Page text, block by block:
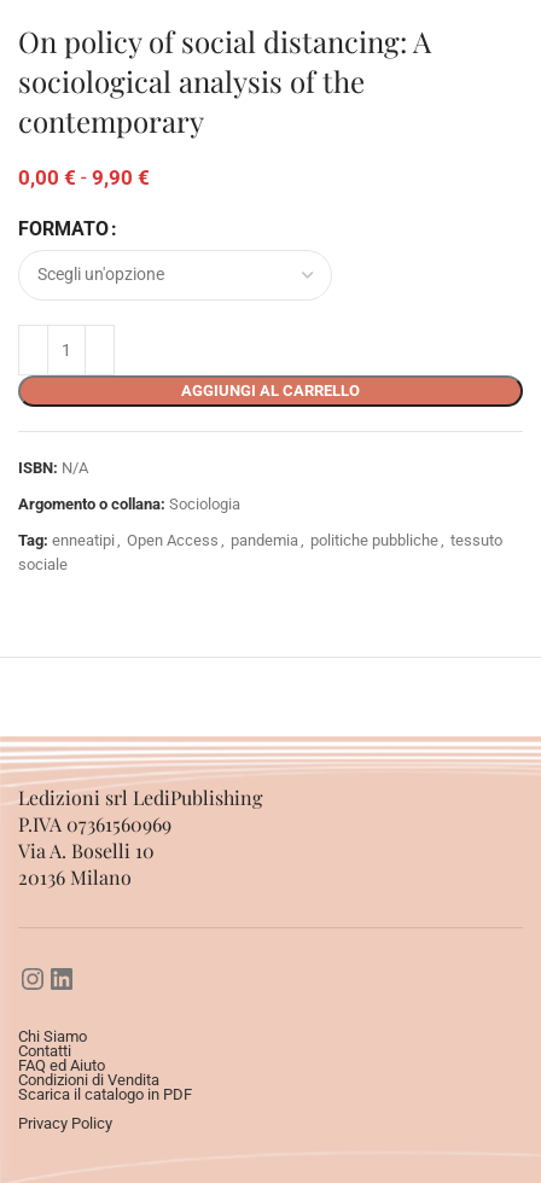
On policy of social distancing: A
sociological analysis of the
contemporary
0,00 € - 9,90 €
FORMATO
AGGIUNGI AL CARRELLO
ISBN: N/A
Argomento o collana: Sociologia
Tag: enneatipi Open Access pandemia politiche pubbliche
tessuto
sociale
Ledizioni srl LediPublishing
P.IVA 07361560969
Via A. Boselli 10
20136 Milano
Chi Siamo
Contatti
FAQ ed Aiuto
Condizioni di Vendita
Scarica il catalogo in PDF
Privacy Policy